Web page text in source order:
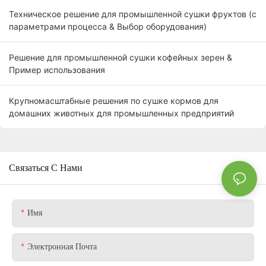
Техническое решение для промышленной сушки фруктов (с
параметрами процесса & Выбор оборудования)
Решение для промышленной сушки кофейных зерен &
Пример использования
Крупномасштабные решения по сушке кормов для
домашних животных для промышленных предприятий
Связаться С Нами
Имя
Электронная Почта